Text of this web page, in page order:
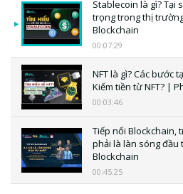
Stablecoin là gì? Tại
trọng trong thị
Blockchain
00:07:29
NFT là gì? Các bước
Kiếm tiền từ NFT? |
00:03:46
Tiếp nối Blockchain,
phải là làn sóng đầu
Blockchain
00:45:25